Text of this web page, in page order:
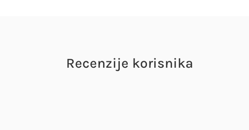
Recenzije korisnika